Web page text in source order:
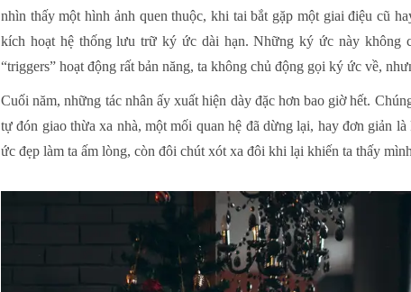
nhìn thấy một hình ảnh quen thuộc, khi tai bắt gặp một giai điệu cũ
kích hoạt hệ thống lưu trữ ký ức dài hạn. Những ký ức này không
“triggers” hoạt động rất bản năng, ta không chủ động gọi ký ức về,
Cuối năm, những tác nhân ấy xuất hiện dày đặc hơn bao giờ hết.
tự đón giao thừa xa nhà, một mối quan hệ đã dừng lại, hay đơn giản
ức đẹp làm ta ấm lòng, còn đôi chút xót xa đôi khi lại khiến ta thấy